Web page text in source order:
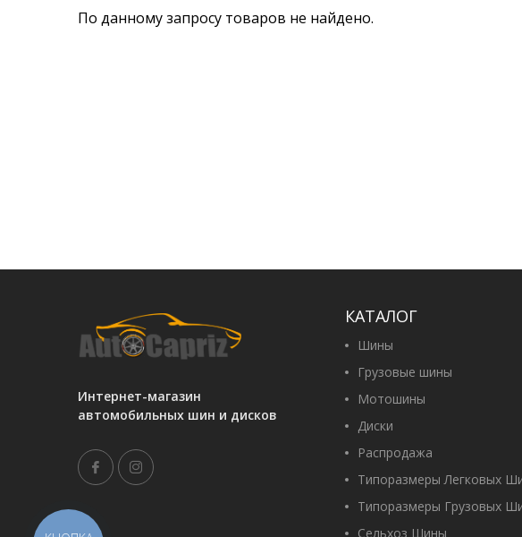
По данному запросу товаров не найдено.
Интернет-магазин
автомобильных шин и дисков
КАТАЛОГ
Шины
Грузовые шины
Мотошины
Диски
Распродажа
Типоразмеры Легковых
Типоразмеры Грузовых
Сельхоз Шины